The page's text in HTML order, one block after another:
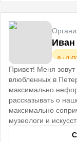
Иван
0 · 0
Привет! Меня
влюбленных в
максимально
рассказывать о
максимально
музеологи и
старинных